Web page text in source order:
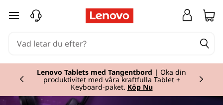
p
hoppa vidare till huvudinnehållet
Lenovo Tablets med Tangentbord | Öka din
produktivitet med våra kraftfulla Tablet +
Keyboard-paket. Köp Nu
Currently displaying item 2 of 2